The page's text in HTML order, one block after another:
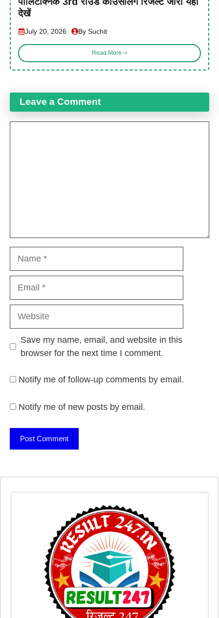
देखें
July 20, 2026 By Suchit
Read More
Leave a Comment
Save my name, email, and website in this
browser for the next time I comment.
Notify me of follow-up comments by email.
Notify me of new posts by email.